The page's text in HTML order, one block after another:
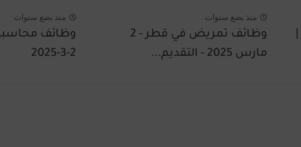
منذ بضع سنوات
وظائف تمريض في قطر - 2
مارس 2025 - التقديم...
منذ بضع سنوات
وظائف
2-3-2025